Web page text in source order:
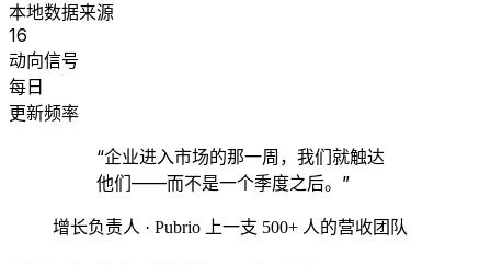
本地数据来源
16
动向信号
每日
更新频率
“企业进入市场的那一周，我们就触达
他们——而不是一个季度之后。”
增长负责人 · Pubrio 上一支 500+ 人的营收团队